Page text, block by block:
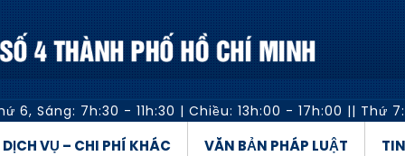
6, Sáng: 7h:30 - 11h:30 | Chiều: 13h:00 - 17h:00 || Thứ
VỤ – CHI PHÍ KHÁC VĂN BẢN PHÁP LUẬT